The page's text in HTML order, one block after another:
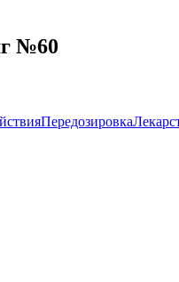
№60
Передозировка